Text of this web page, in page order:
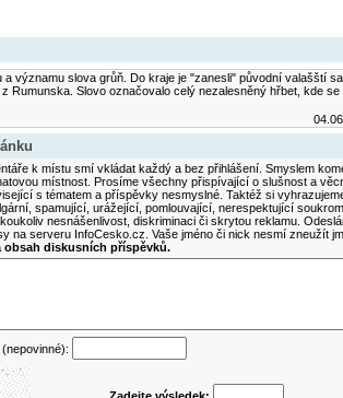
významu slova grůň. Do kraje je "zanesli" původní valašští
Rumunska. Slovo označovalo celý nezalesněný hřbet, kde
k místu smí vkládat každý a bez přihlášení. Smyslem
místnost. Prosíme všechny přispívající o slušnost a
s tématem a příspěvky nesmyslné. Taktéž si
spamující, urážející, pomlouvající, nerespektující
nesnášenlivost, diskriminaci či skrytou reklamu.
na serveru InfoCesko.cz. Vaše jméno či nick nesmí zneužít
obsah diskusních příspěvků.